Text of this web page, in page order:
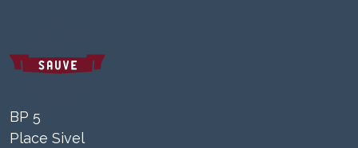
BP 5
Place Sivel